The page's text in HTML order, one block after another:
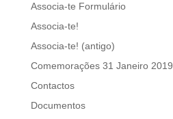
Associa-te Formulário
Associa-te!
Associa-te! (antigo)
Comemorações 31 Janeiro 2019
Contactos
Documentos